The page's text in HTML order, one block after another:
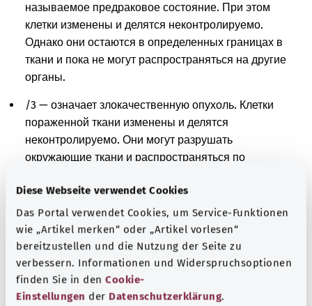
Diese Webseite verwendet Cookies
Das Portal verwendet Cookies, um Service-Funktionen
wie „Artikel merken“ oder „Artikel vorlesen“
bereitzustellen und die Nutzung der Seite zu
verbessern. Informationen und Widerspruchsoptionen
finden Sie in den Cookie-
Einstellungen der Datenschutzerklärung.
называемое предраковое состояние. При этом
клетки изменены и делятся неконтролируемо.
Однако они остаются в определенных границах в
ткани и пока не могут распространяться на другие
органы.
/3 — означает злокачественную опухоль. Клетки
пораженной ткани изменены и делятся
неконтролируемо. Они могут разрушать
окружающие ткани и распространяться по
из первоначального очага распространились в
другие части тела и размножились там.
/9 — означает злокачественную опухоль или
метастазы. Клетки пораженной ткани изменены и
делятся неконтролируемо. Однако нельзя сказать,